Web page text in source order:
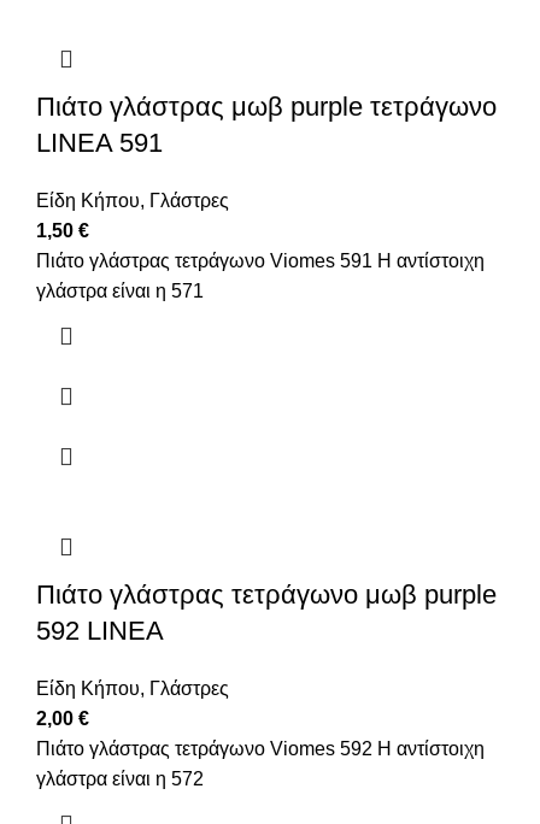
Πιάτο γλάστρας μωβ purple τετράγωνο
LINEA 591
Είδη Κήπου, Γλάστρες
1,50 €
Πιάτο γλάστρας τετράγωνο Viomes 591 Η αντίστοιχη
γλάστρα είναι η 571
Πιάτο γλάστρας τετράγωνο μωβ purple
592 LINEA
Είδη Κήπου, Γλάστρες
2,00 €
Πιάτο γλάστρας τετράγωνο Viomes 592 Η αντίστοιχη
γλάστρα είναι η 572